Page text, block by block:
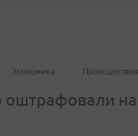
Экономика Происшествия
на